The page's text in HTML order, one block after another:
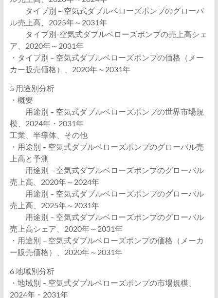
タイプ別 – 空気式ダブルベローズポンプのグローバ
ル売上高、2025年～2031年
タイプ別-空気式ダブルベローズポンプの売上高シェ
ア、2020年～2031年
・タイプ別 – 空気式ダブルベローズポンプの価格（メー
カー販売価格）、2020年～2031年
5 用途別分析
・概要
用途別 – 空気式ダブルベローズポンプの世界市場規
模、2024年・2031年
工業、半導体、その他
・用途別 – 空気式ダブルベローズポンプのグローバル売
上高と予測
用途別 – 空気式ダブルベローズポンプのグローバル
売上高、2020年～2024年
用途別 – 空気式ダブルベローズポンプのグローバル
売上高、2025年～2031年
用途別 – 空気式ダブルベローズポンプのグローバル
売上高シェア、2020年～2031年
・用途別 – 空気式ダブルベローズポンプの価格（メーカ
ー販売価格）、2020年～2031年
6 地域別分析
・地域別 – 空気式ダブルベローズポンプの市場規模、
2024年・2031年